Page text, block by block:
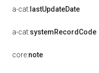
a-cat: lastUpdateDate
a-cat:systemRecordCode
core:note